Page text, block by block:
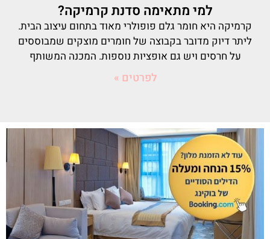
למי מתאימה סדנת קרמיקה?
קרמיקה היא חומר גלם פופולרי מאוד בתחום עיצוב הבית.
ליתר דיוק מדובר בקבוצה של חומרים מוצקים שמבוססים
על חרסים ויש גם אופציות נוספות. המכנה המשותף
לפרטים »